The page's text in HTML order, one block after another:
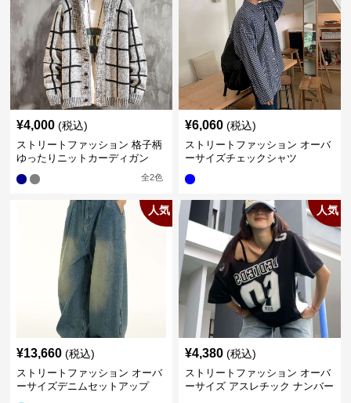
¥4,000 (税込)
ストリートファッション 格子柄
ゆったりニットカーディガン
全2色
¥6,060 (税込)
ストリートファッション オーバ
ーサイズチェックシャツ
人気
¥13,660 (税込)
ストリートファッション オーバ
ーサイズデニムセットアップ
人気
¥4,380 (税込)
ストリートファッション オーバ
ーサイズ アスレチック ナンバー